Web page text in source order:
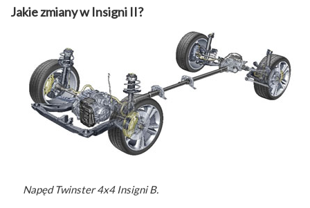
Jakie zmiany w Insigni II?
Napęd Twinster 4x4 Insigni B.